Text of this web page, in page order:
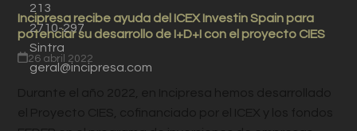
Incipresa recibe ayuda del ICEX Investin Spain para
potenciar su desarrollo de I+D+I con el proyecto CIES
26 abril 2022
213
2710-297
Sintra
geral@incipresa.com